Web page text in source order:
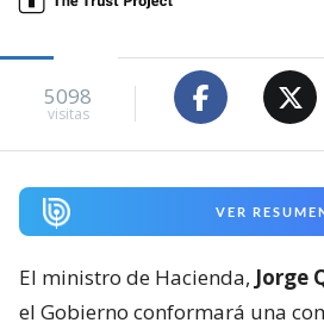
5098
visitas
VER
El ministro de Hacienda, Jorge
el Gobierno conformará una